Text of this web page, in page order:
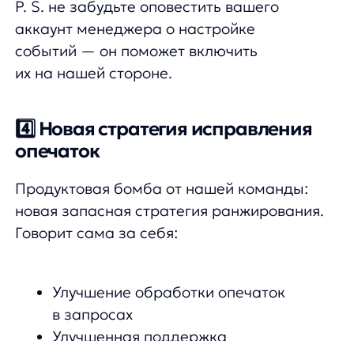
в запросах
Улучшенная поддержка
транслитераций
Ранжирование с учетом лишних слов:
выдавая наиболее релевантные
результаты
Улучшение поиска по недописанным
запросам (актуально для торопыжек-
покупателей:), которые
останавливаются при вводе запроса,
не дописав его).
требует настройки, напишите вашему
аккаунт менеджеру — и наши инженеры-
лингвисты адаптируют её для проекта.